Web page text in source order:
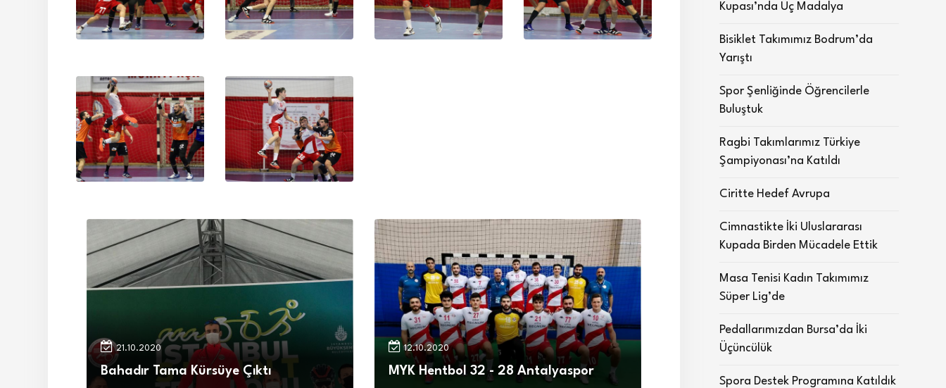
21.10.2020
Bahadır Tama Kürsüye Çıktı
12.10.2020
MYK Hentbol 32 - 28 Antalyaspor
Kupası’nda Üç Madalya
Bisiklet Takımımız Bodrum’da
Yarıştı
Spor Şenliğinde Öğrencilerle
Buluştuk
Ragbi Takımlarımız Türkiye
Şampiyonası’na Katıldı
Ciritte Hedef Avrupa
Cimnastikte İki Uluslararası
Kupada Birden Mücadele Ettik
Masa Tenisi Kadın Takımımız
Süper Lig’de
Pedallarımızdan Bursa’da İki
Üçüncülük
Spora Destek Programına Katıldık